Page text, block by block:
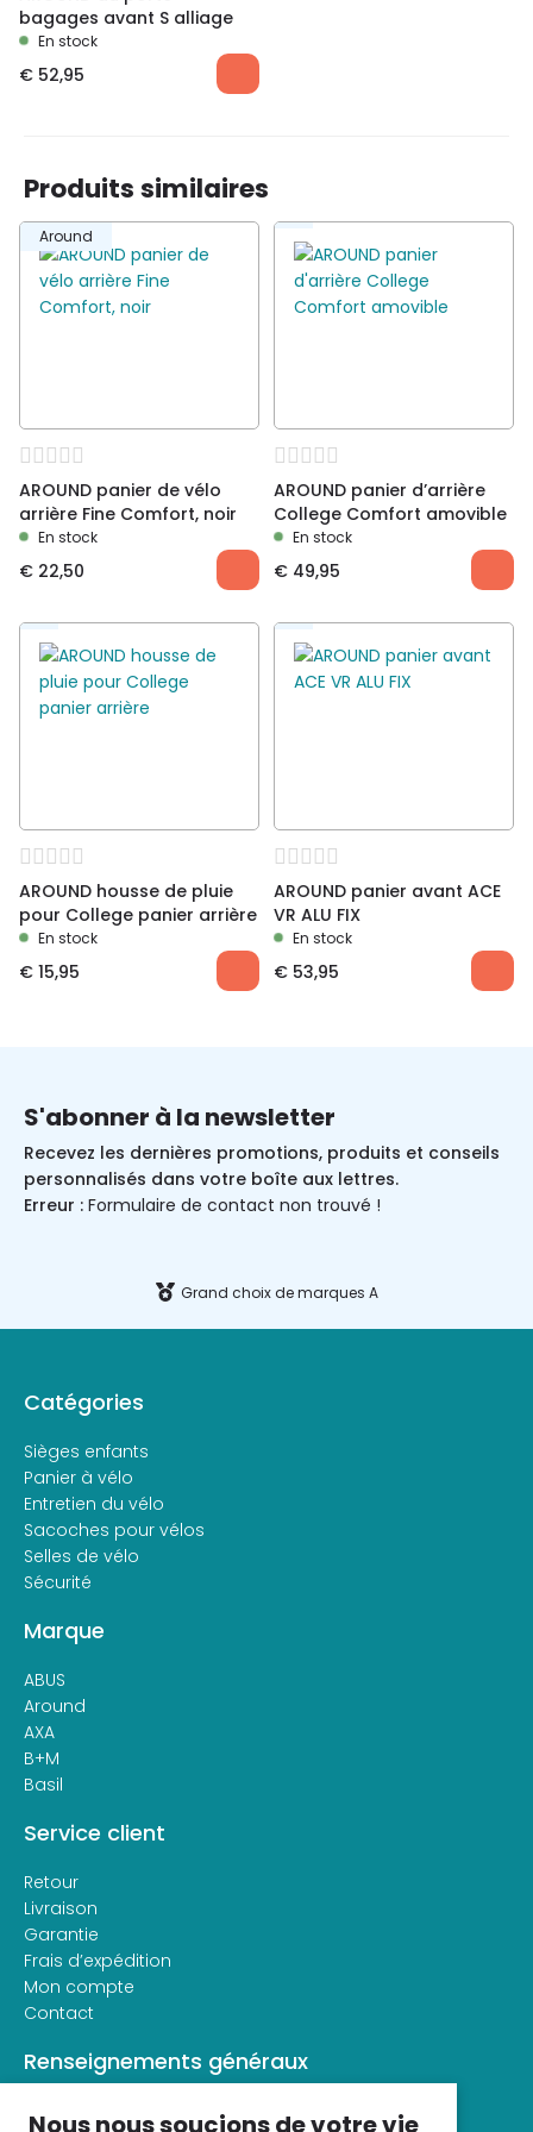
bagages avant S alliage
En stock
€ 52,95
Produits similaires
Around
AROUND panier de vélo
arrière Fine Comfort, noir
En stock
€ 22,50
AROUND panier d’arrière
College Comfort amovible
En stock
€ 49,95
AROUND housse de pluie
pour College panier arrière
En stock
€ 15,95
AROUND panier avant ACE
VR ALU FIX
En stock
€ 53,95
S'abonner à la newsletter
Recevez les dernières promotions, produits et conseils
personnalisés dans votre boîte aux lettres.
Erreur : Formulaire de contact non trouvé !
Grand choix de marques A
Catégories
Sièges enfants
Panier à vélo
Entretien du vélo
Sacoches pour vélos
Selles de vélo
Sécurité
Marque
ABUS
Around
AXA
B+M
Basil
Service client
Retour
Livraison
Garantie
Frais d’expédition
Mon compte
Contact
Renseignements généraux
À propos de veloconfort
Nous nous soucions de votre vie